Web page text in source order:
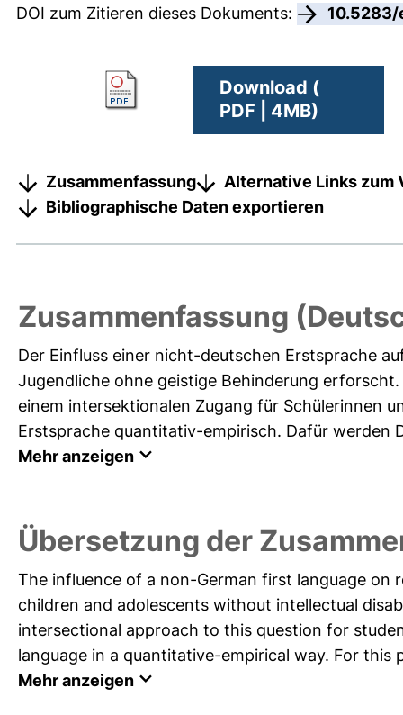
DOI zum Zitieren dieses Dokuments:
Download (
PDF | 4MB)
Zusammenfassung
Alternative Links zum
Bibliographische Daten exportieren
Zusammenfassung
Der Einfluss einer nicht-deutschen Erstsprache
Jugendliche ohne geistige Behinderung
einem intersektionalen Zugang für Schülerinnen
Erstsprache quantitativ-empirisch. Dafür werden
Mehr anzeigen
Übersetzung der
The influence of a non-German first language on
children and adolescents without intellectual
intersectional approach to this question for
language in a quantitative-empirical way. For this
Mehr anzeigen